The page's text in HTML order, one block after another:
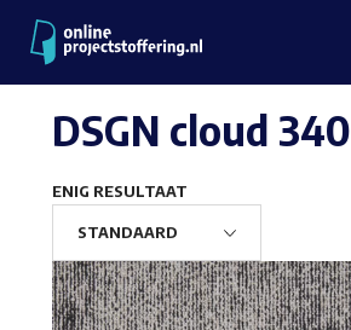
DSGN cloud 340
ENIG RESULTAAT